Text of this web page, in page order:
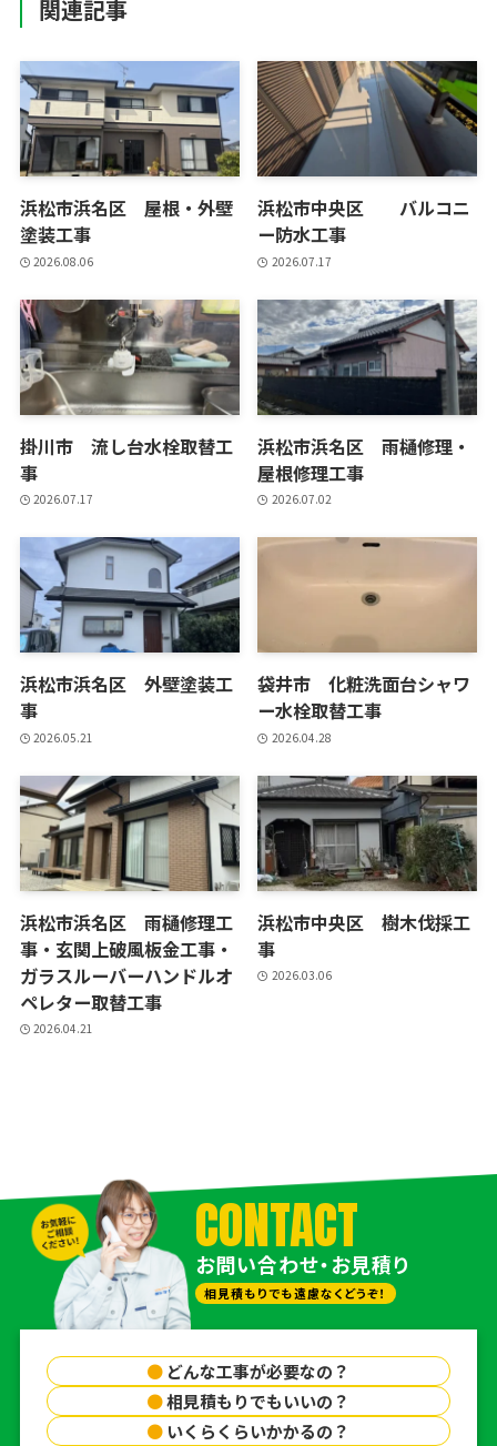
関連記事
浜松市浜名区 屋根・外壁
塗装工事
2026.08.06
浜松市中央区 バルコニ
ー防水工事
2026.07.17
掛川市 流し台水栓取替工
事
2026.07.17
浜松市浜名区 雨樋修理・
屋根修理工事
2026.07.02
浜松市浜名区 外壁塗装工
事
2026.05.21
袋井市 化粧洗面台シャワ
ー水栓取替工事
2026.04.28
浜松市浜名区 雨樋修理工
事・玄関上破風板金工事・
ガラスルーバーハンドルオ
ペレター取替工事
2026.04.21
浜松市中央区 樹木伐採工
事
2026.03.06
CONTACT
お問い合わせ・お見積り
相見積もりでも遠慮なくどうぞ！
● どんな工事が必要なの？
●相見積もりでもいいの？
● いくらくらいかかるの？